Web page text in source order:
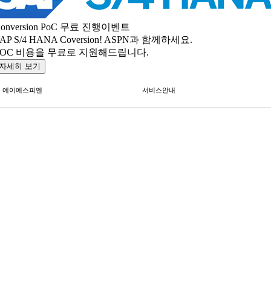
PoC 무료 진행이벤트
S/4 HANA Coversion! ASPN과 함께하세요.
비용을 무료로 지원해드립니다.
세히 보기
에이에스피엔 서비스안내